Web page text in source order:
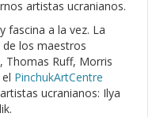
artistas ucranianos.
fascina a la vez. La
los maestros
Thomas Ruff, Morris
PinchukArtCentre
ucranianos: Ilya